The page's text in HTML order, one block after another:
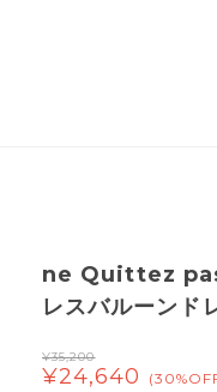
ne Quittez pas
レスバルーンド
¥35,200
¥24,640